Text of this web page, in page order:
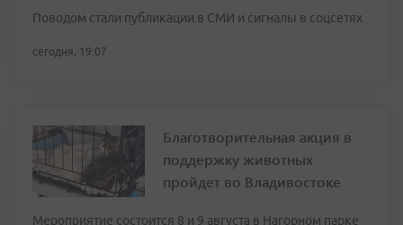
Поводом стали публикации в СМИ и сигналы в соцсетях
сегодня, 19:07
Благотворительная акция в
поддержку животных
пройдет во Владивостоке
Мероприятие состоится 8 и 9 августа в Нагорном парке